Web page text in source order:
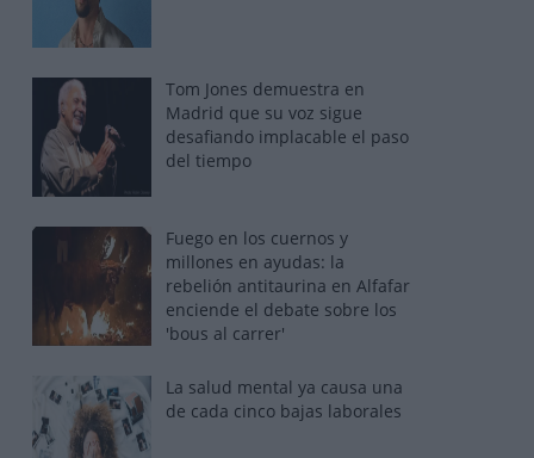
Tom Jones demuestra en
Madrid que su voz sigue
desafiando implacable el paso
del tiempo
Fuego en los cuernos y
millones en ayudas: la
rebelión antitaurina en Alfafar
enciende el debate sobre los
'bous al carrer'
La salud mental ya causa una
de cada cinco bajas laborales